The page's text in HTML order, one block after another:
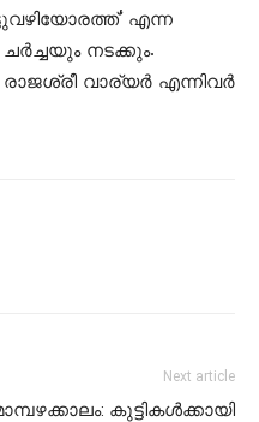
എന്ന
നടക്കും.
വാര്യര്‍ എന്നിവര്‍
Next article
കുട്ടികൾക്കായി